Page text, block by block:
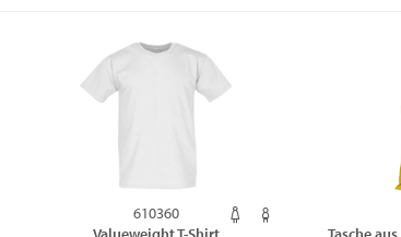
610360